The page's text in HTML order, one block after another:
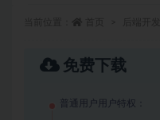
免费下载
普通用户用户特权：